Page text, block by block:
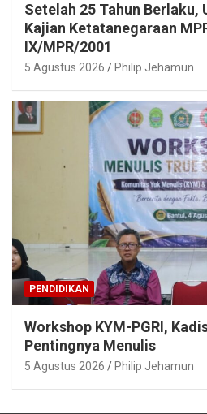
Setelah 25 Tahun Berlaku,
Kajian Ketatanegaraan
IX/MPR/2001
5 Agustus 2026 Philip Jehamun
PENDIDIKAN
Workshop KYM-PGRI,
Pentingnya Menulis
5 Agustus 2026 Philip Jehamun